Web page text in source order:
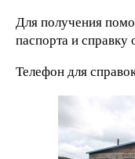
Для получения
паспорта и
Телефон для